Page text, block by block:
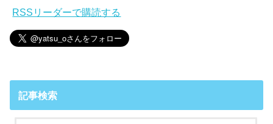
RSSリーダーで購読する
記事検索